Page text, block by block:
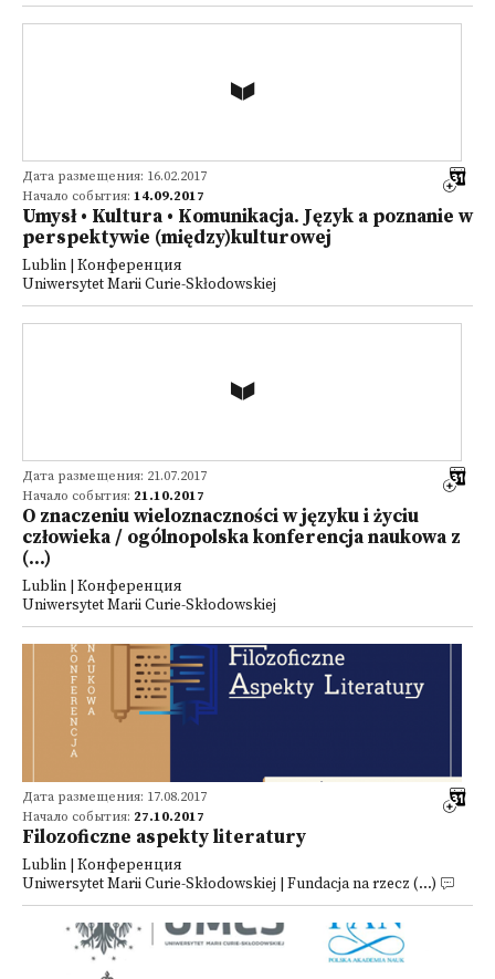
Дата размещения: 16.02.2017
Начало события: 14.09.2017
Umysł • Kultura • Komunikacja. Język a poznanie w
perspektywie (między)kulturowej
Lublin | Конференция
Uniwersytet Marii Curie-Skłodowskiej
Дата размещения: 21.07.2017
Начало события: 21.10.2017
O znaczeniu wieloznaczności w języku i życiu
człowieka / ogólnopolska konferencja naukowa z
(...)
Lublin | Конференция
Uniwersytet Marii Curie-Skłodowskiej
Дата размещения: 17.08.2017
Начало события: 27.10.2017
Filozoficzne aspekty literatury
Lublin | Конференция
Uniwersytet Marii Curie-Skłodowskiej | Fundacja na rzecz (...)